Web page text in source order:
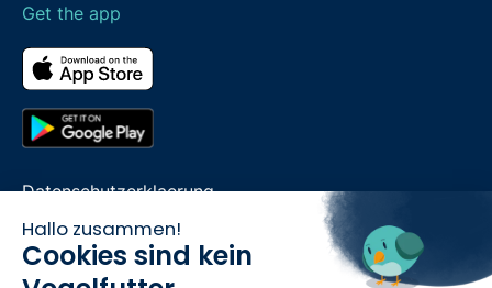
Get the app
Datenschutzerklaerung
Cookie Hinweis
Impressum
Hallo zusammen!
Cookies sind kein